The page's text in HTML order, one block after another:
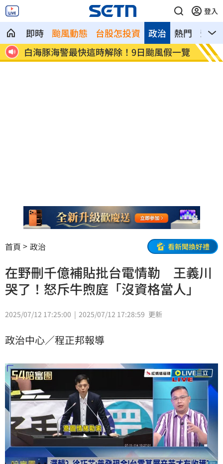
登入
即時 颱風動態 台股怎投資 熱門 影音
政治
白海豚海警最快這時解除！9日颱風假一覽
匯
首頁 政治 看新聞換好禮
在野刪千億補貼批台電情勒 王義川
哭了！怒斥牛煦庭「沒資格當人」
2025/07/12 17:25:00 2025/07/12 17:28:59 更新
政治中心／程正邦報導